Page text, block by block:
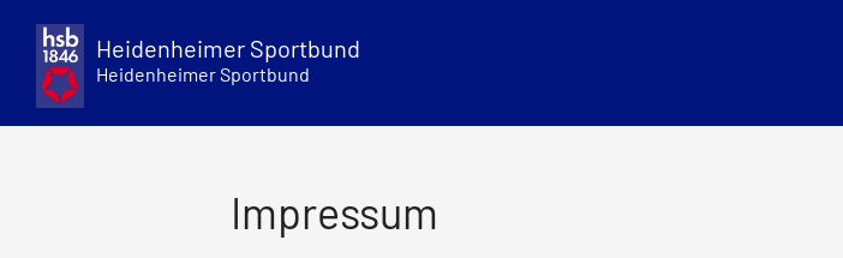
content
Heidenheimer Sportbund
Heidenheimer Sportbund
Impressum